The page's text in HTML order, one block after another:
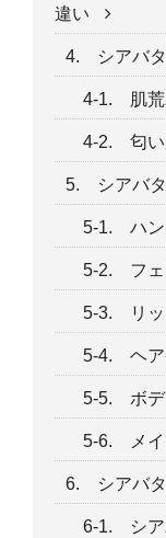
違い
4. シアバタ
4-1. 肌荒
4-2. 匂い
5. シアバタ
5-1. ハン
5-2. フェ
5-3. リッ
5-4. ヘア
5-5. ボデ
5-6. メイ
6. シアバタ
6-1. シア